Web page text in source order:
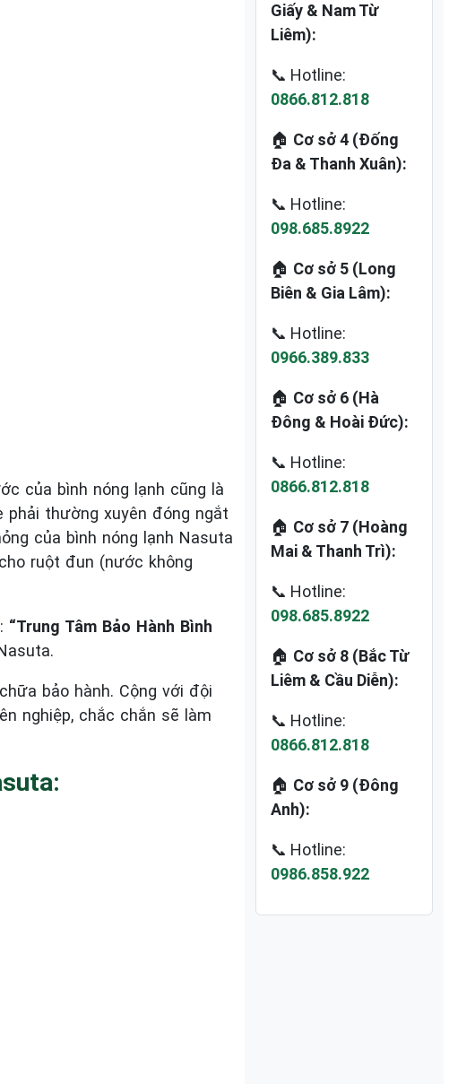
của bình nóng lạnh cũng là
phải thường xuyên đóng ngắt
của bình nóng lạnh Nasuta
ruột đun (nước không
“Trung Tâm Bảo Hành Bình
bảo hành. Cộng với đội
nghiệp, chắc chắn sẽ làm
Giấy & Nam Từ
Liêm):
📞 Hotline:
0866.812.818
🏠 Cơ sở 4 (Đống
Đa & Thanh Xuân):
📞 Hotline:
098.685.8922
🏠 Cơ sở 5 (Long
Biên & Gia Lâm):
📞 Hotline:
0966.389.833
🏠 Cơ sở 6 (Hà
Đông & Hoài Đức):
📞 Hotline:
0866.812.818
🏠 Cơ sở 7 (Hoàng
Mai & Thanh Trì):
📞 Hotline:
098.685.8922
🏠 Cơ sở 8 (Bắc Từ
Liêm & Cầu Diễn):
📞 Hotline:
0866.812.818
🏠 Cơ sở 9 (Đông
Anh):
📞 Hotline:
0986.858.922